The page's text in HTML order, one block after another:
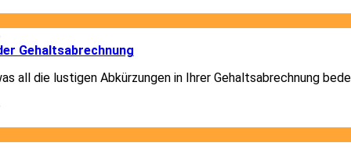
Gehaltsabrechnung
all die lustigen Abkürzungen in Ihrer Gehaltsabrechnung